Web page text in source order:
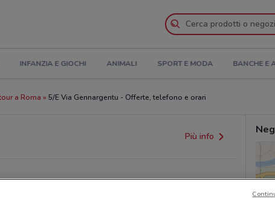
INFANZIA E GIOCHI ANIMALI SPORT E MODA BANCHE E
a Roma 5/E Via Gennargentu - Offerte, telefono e orari
Più info